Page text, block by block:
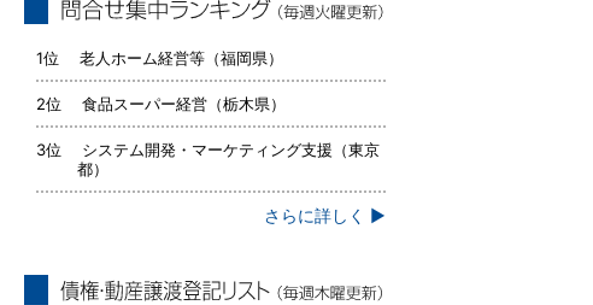
1位 老人ホーム経営等（福岡県）
2位 食品スーパー経営（栃木県）
3位 システム開発・マーケティング支援（東京
都）
さらに詳しく ▶